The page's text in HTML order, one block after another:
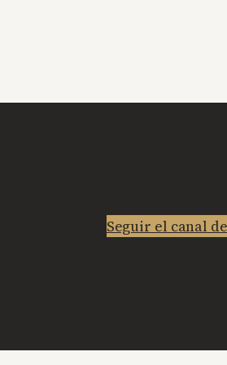
Seguir el canal